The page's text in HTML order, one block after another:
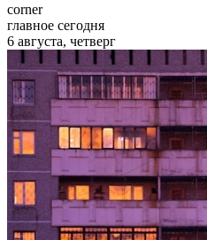
corner
главное сегодня
6 августа, четверг